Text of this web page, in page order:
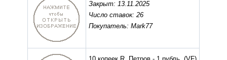
Закрыт: 13.11.2025
Число ставок: 26
Покупатель: Mark77